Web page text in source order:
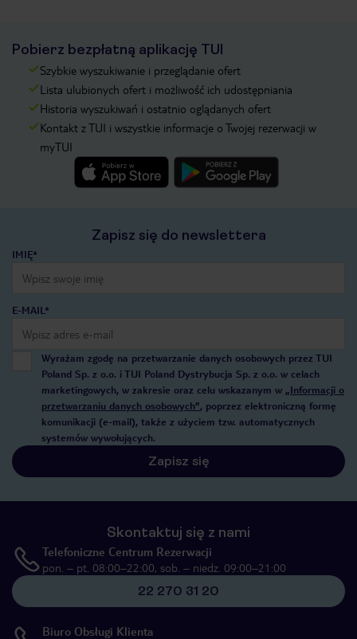
Pobierz bezpłatną aplikację TUI
Szybkie wyszukiwanie i przeglądanie ofert
Lista ulubionych ofert i możliwość ich udostępniania
Historia wyszukiwań i ostatnio oglądanych ofert
Kontakt z TUI i wszystkie informacje o Twojej rezerwacji w
myTUI
Zapisz się do newslettera
IMIĘ*
E-MAIL*
Wyrażam zgodę na przetwarzanie danych osobowych przez TUI
Poland Sp. z o.o. i TUI Poland Dystrybucja Sp. z o.o. w celach
marketingowych, w zakresie oraz celu wskazanym w „Informacji o
przetwarzaniu danych osobowych”, poprzez elektroniczną formę
komunikacji (e-mail), także z użyciem tzw. automatycznych
systemów wywołujących.
Zapisz się
Skontaktuj się z nami
Telefoniczne Centrum Rezerwacji
pon. – pt. 08:00–22:00, sob. – niedz. 09:00–21:00
22 270 31 20
Biuro Obsługi Klienta